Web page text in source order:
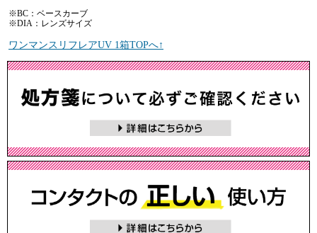
※BC：ベースカーブ
※DIA：レンズサイズ
ワンマンスリフレアUV 1箱TOPへ↑